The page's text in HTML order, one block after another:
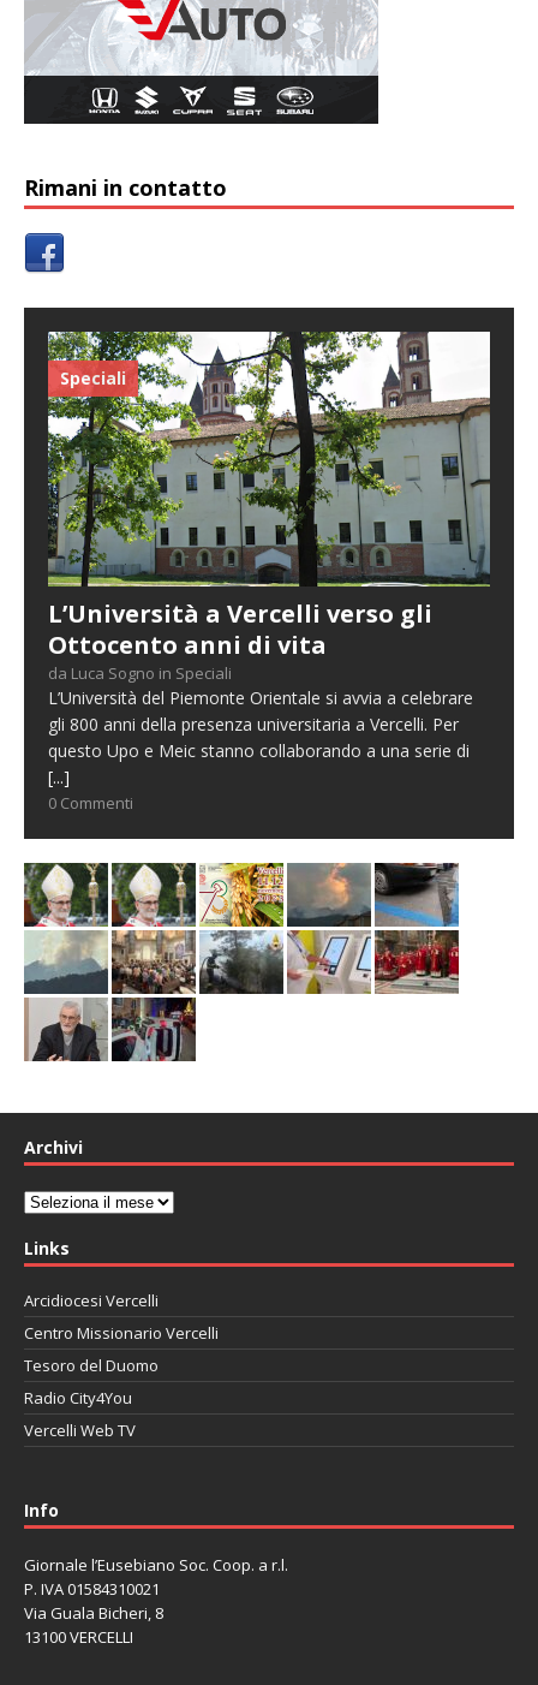
Rimani in contatto
Speciali
L’Università a Vercelli verso gli
Ottocento anni di vita
da Luca Sogno in Speciali
L’Università del Piemonte Orientale si avvia a celebrare
gli 800 anni della presenza universitaria a Vercelli. Per
questo Upo e Meic stanno collaborando a una serie di
[...]
0 Commenti
Archivi
Archivi
Links
Arcidiocesi Vercelli
Centro Missionario Vercelli
Tesoro del Duomo
Radio City4You
Vercelli Web TV
Info
Giornale l’Eusebiano Soc. Coop. a r.l.
P. IVA 01584310021
Via Guala Bicheri, 8
13100 VERCELLI